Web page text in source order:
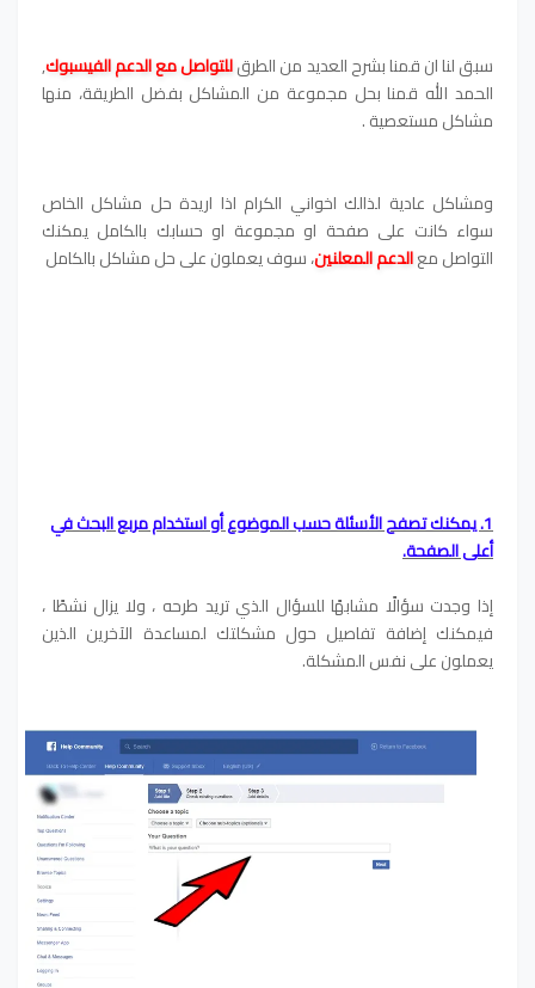
سبق لنا ان قمنا بشرح العديد من الطرقللتواصل مع الدعم الفيسبوك,
الحمد الله قمنا بحل مجموعة من المشاكل بفضل الطريقة، منها
مشاكل مستعصية .
ومشاكل عادية لذالك اخواني الكرام اذا اريدة حل مشاكل الخاص
سواء كانت على صفحة او مجموعة او حسابك بالكامل يمكنك
التواصل معالدعم المعلنين، سوف يعملون على حل مشاكل بالكامل
1. يمكنك تصفح الأسئلة حسب الموضوع أو استخدام مربع البحث في
أعلى الصفحة.
إذا وجدت سؤالًا مشابهًا للسؤال الذي تريد طرحه ، ولا يزال نشطًا ،
فيمكنك إضافة تفاصيل حول مشكلتك لمساعدة الآخرين الذين
يعملون على نفس المشكلة.